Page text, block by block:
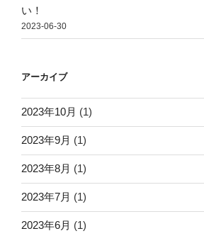
い！
2023-06-30
アーカイブ
2023年10月 (1)
2023年9月 (1)
2023年8月 (1)
2023年7月 (1)
2023年6月 (1)